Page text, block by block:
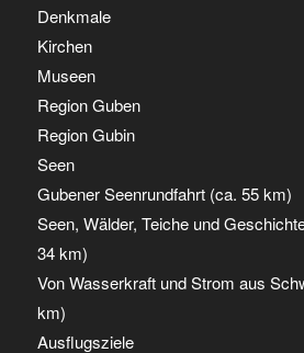
Denkmale
Kirchen
Museen
Region Guben
Region Gubin
Seen
Gubener Seenrundfahrt (ca. 55 km)
Seen, Wälder, Teiche und
34 km)
Von Wasserkraft und Strom aus
km)
Ausflugsziele